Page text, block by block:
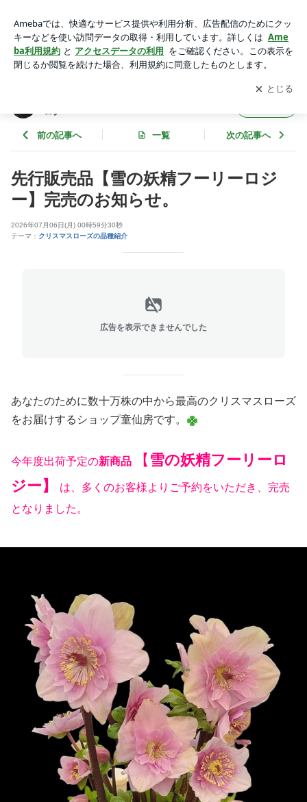
先行販売・ショップ童仙房 | クリスマスローズ専門店ショップ
童仙房のブログ
アプリをダウンロードして ブログの更新通知
を受け取りまし
ょう。
開く
ログ
前の記事へ 一覧 次の記事へ
先行販売品【雪の妖精フーリーロジ
ー】完売のお知らせ。
2026年07月06日(月) 00時59分30秒
テーマ： クリスマスローズの品種紹介
広告を表示できませんでした
あなたのために数十万株の中から最高のクリスマスローズ
をお届けするショップ童仙房です。
今年度出荷予定の新商品 【 雪の妖精フーリーロ
ジー】
は、多くのお客様よりご予約をいただき、完売
となりました。